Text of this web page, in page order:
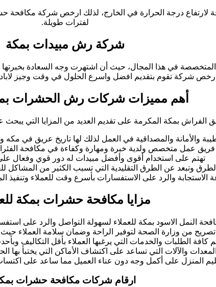
لارتفاع درجة الحرارة في الخارج، لذلك ارخص شركة
لفترات طويلة.
شركة رش مبيدات بمكة
في هذا المجال، حيث أن اشتهرت وجه السعادة بخبرتها
شركة تقوم بتقديم افضل واسرع الحلول في وقت وجيز
أهم مميزات شركات رش الحشرات
بمكة المكرمة على تقديم العديد من المزايا التي يبحث
والأمانة والمصداقية في العمل لذلك لها تاريخ عريق في مكه
فريق عمل متخصص ولدية خبرة ومهارة وكفاءة في مكافحة
تهتم على استخدام أقوى وأفضل مبيدات له دور قوي وفعال
وتبعد عن الطرق التقليدية التي تسبب الكثير من المشاكل
والرد على الاستفسارات بأسرع وقت للعملاء وتنفيذ
مزايا مكافحة حشرات بمكة
النمل الاسود بمكة للعملاء لسهولة التواصل والرد على
من وزارة الصحة لتوفير الراحة وضمان سلامة العملاء حيث
الطلبات والخدمات التي يرغبها العملاء بأقل التكاليف
والآلات التي تساعد على اكتشاف الأماكن التي يختبأ
المنزل على أكمل وجه دون عناء العميل مما ساعد على
ارقام شركات مكافحة حشرات